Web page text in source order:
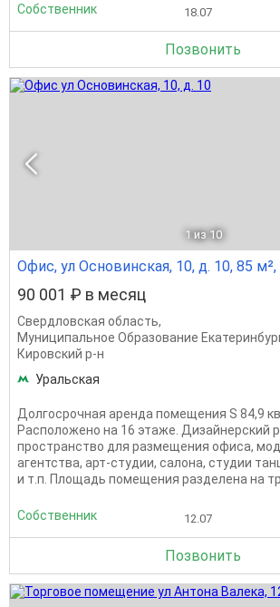
Собственник 18.07
Позвонить
1 из 10
Офис, ул Основинская, 10, д. 10, 85
90 001 ₽ в месяц
Свердловская область,
Муниципальное Образование
Кировский р-н
Уральская
Долгосрочная аренда помещения S 84,9
Расположено на 16 этаже. Дизайнерский
пространство для размещения офиса,
агентства, арт-студии, салона, студии
и т.п. Площадь помещения разделена на
Собственник 12.07
Позвонить